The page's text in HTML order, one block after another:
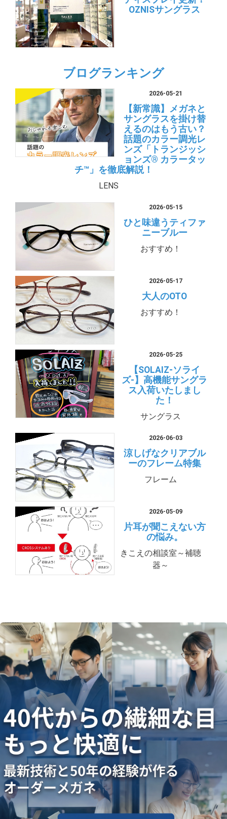
OZNISサングラス
ブログランキング
2026-05-21
【新常識】メガネと
サングラスを掛け替
えるのはもう古い？
話題のカラー調光レ
ンズ「トランジッシ
ョンズ® カラータッ
チ™」を徹底解説！
LENS
2026-05-15
ひと味違うティファ
ニーブルー
おすすめ！
2026-05-17
大人のOTO
おすすめ！
2026-05-25
【SOLAIZ-ソライ
ズ-】高機能サングラ
ス入荷いたしまし
た！
サングラス
2026-06-03
涼しげなクリアブル
ーのフレーム特集
フレーム
2026-05-09
片耳が聞こえない方
の悩み。
きこえの相談室～補聴
器～